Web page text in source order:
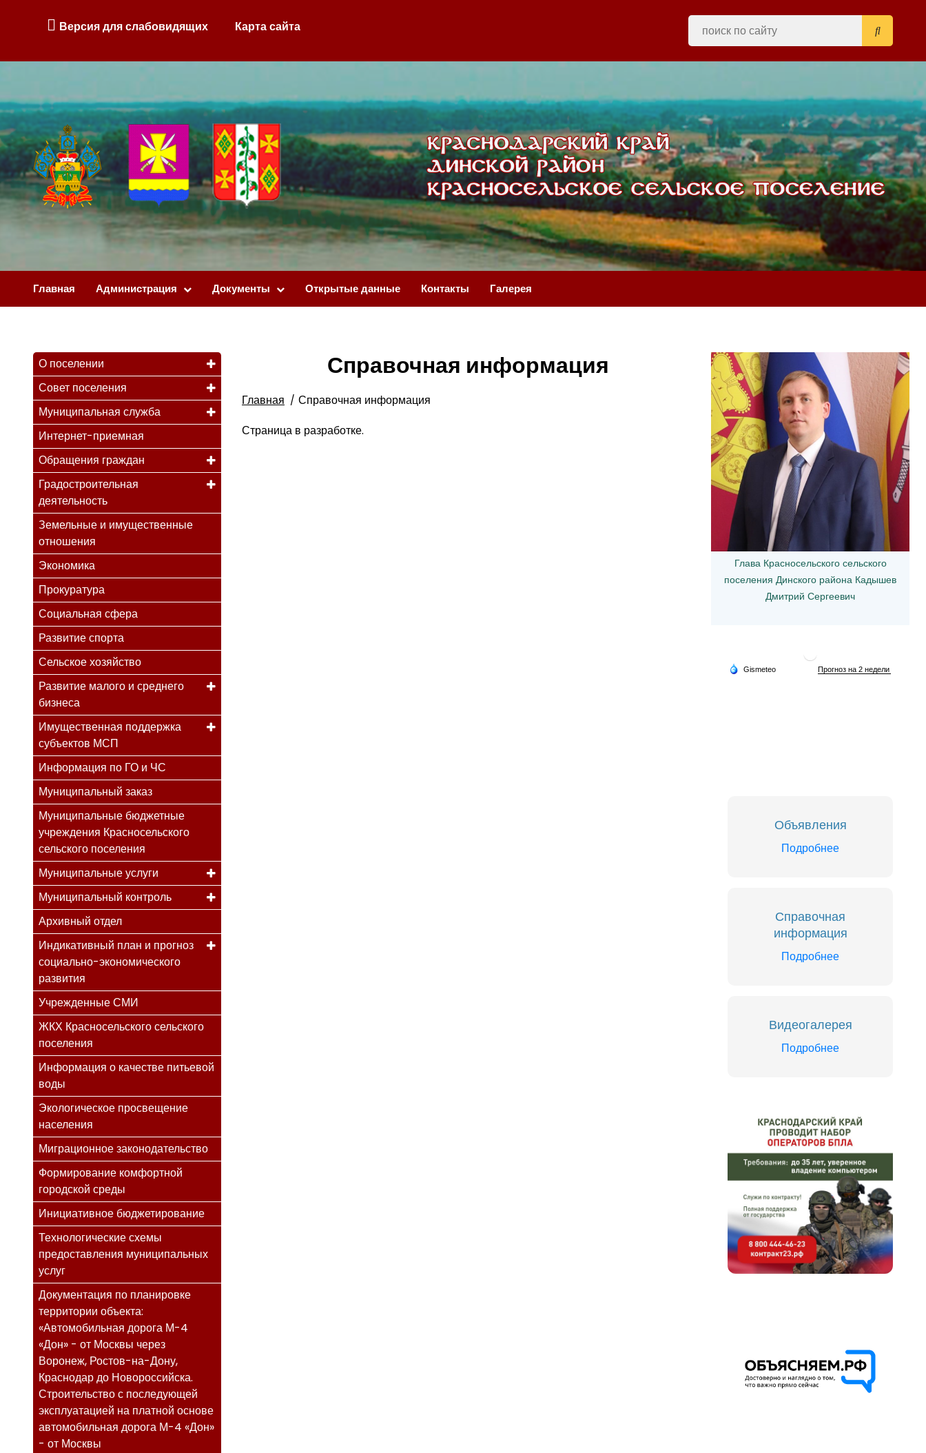
Версия для слабовидящих Карта сайта
Главная Администрация Документы Открытые данные Контакты Галерея
О поселении
Совет поселения
Муниципальная служба
Интернет-приемная
Обращения граждан
Градостроительная
деятельность
Земельные и имущественные
отношения
Экономика
Прокуратура
Социальная сфера
Развитие спорта
Сельское хозяйство
Развитие малого и среднего
бизнеса
Имущественная поддержка
субъектов МСП
Информация по ГО и ЧС
Муниципальный заказ
Муниципальные бюджетные
учреждения Красносельского
сельского поселения
Муниципальные услуги
Муниципальный контроль
Архивный отдел
Индикативный план и прогноз
социально-экономического
развития
Учрежденные СМИ
ЖКХ Красносельского сельского
поселения
Информация о качестве питьевой
воды
Экологическое просвещение
населения
Миграционное законодательство
Формирование комфортной
городской среды
Инициативное бюджетирование
Технологические схемы
предоставления муниципальных
услуг
Документация по планировке
территории объекта:
«Автомобильная дорога М-4
«Дон» - от Москвы через
Воронеж, Ростов-на-Дону,
Краснодар до Новороссийска.
Строительство с последующей
эксплуатацией на платной основе
автомобильная дорога М-4 «Дон»
- от Москвы
Справочная информация
Главная
Справочная информация
Страница в разработке.
Глава Красносельского сельского
поселения Динского района Кадышев
Дмитрий Сергеевич
Объявления
Подробнее
Справочная
информация
Подробнее
Видеогалерея
Подробнее